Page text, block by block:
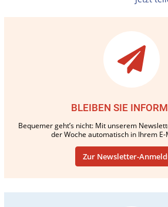
BLEIBEN SIE
Bequemer geht’s nicht: Mit unserem
der Woche automatisch in Ihrem
Zur Newsletter-